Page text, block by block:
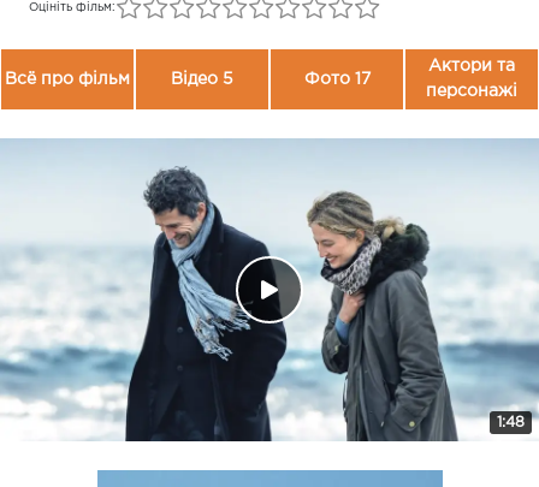
Оцініть фільм:
Всё про фільм Відео 5 Фото 17
Актори та
персонажі
1:48